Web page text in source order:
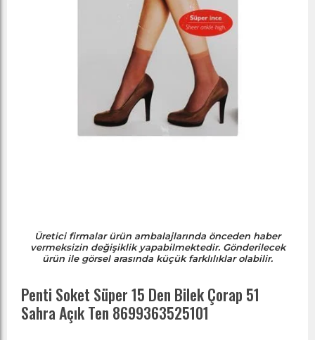
Üretici firmalar ürün ambalajlarında önceden haber
vermeksizin değişiklik yapabilmektedir. Gönderilecek
ürün ile görsel arasında küçük farklılıklar olabilir.
Penti Soket Süper 15 Den Bilek Çorap 51
Sahra Açık Ten 8699363525101